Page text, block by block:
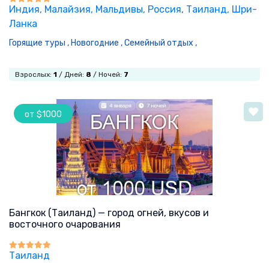
Индия, Малайзия, Мальдивы, Россия, Таиланд, Шри-
Ланка
Горящие туры , Новогодние ,Семейный отдых ,
Взрослых: 1 / Дней: 8 / Ночей: 7
от $1000
Бангкок (Таиланд) — город огней, вкусов и
восточного очарования
Таиланд